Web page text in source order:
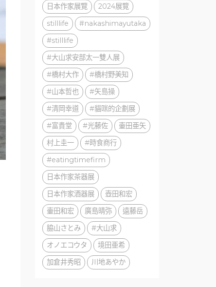
日本作家展覽
2024展覽
stilllife
#nakashimayutaka
#stilllife
#大山求安部太一雙人展
#橋村大作
#橋村野美知
#山本哲也
#矢島操
#清岡幸道
#貓咪的企劃展
#富貴堂
#光藤佐
壷田亜矢
村上圭一
#時食商行
#eatingtimefirm
日本作家茶器展
日本作家酒器展
壺田和宏
壷田和宏
廣島晴弥
遠藤岳
脇山さとみ
#大山求
オノエコウタ
境田亜希
加倉井秀昭
川地あやか